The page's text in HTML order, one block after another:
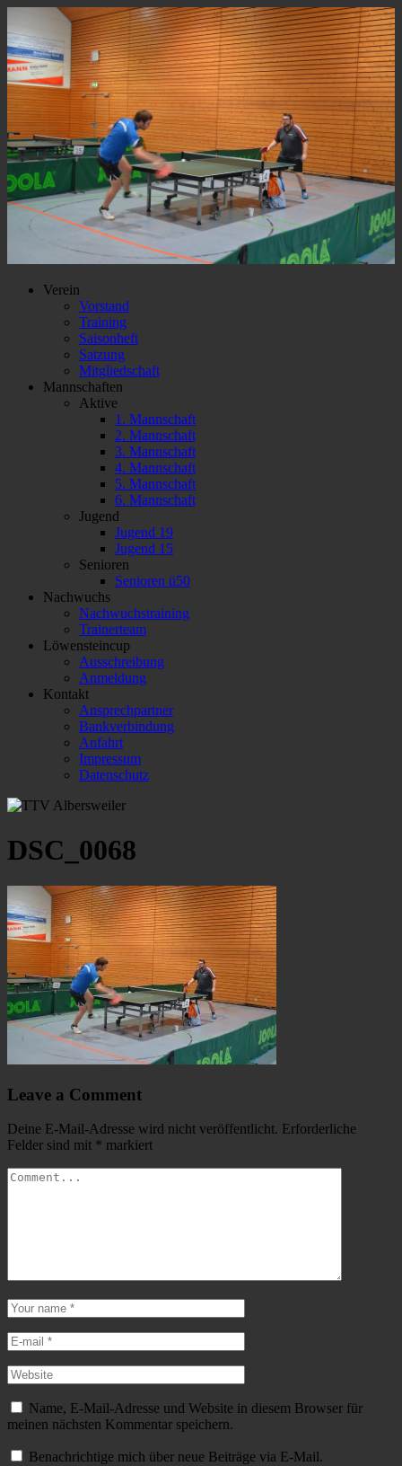
Verein
Vorstand
Training
Saisonheft
Satzung
Mitgliedschaft
Mannschaften
Aktive
1. Mannschaft
2. Mannschaft
3. Mannschaft
4. Mannschaft
5. Mannschaft
6. Mannschaft
Jugend
Jugend 19
Jugend 15
Senioren
Senioren ü50
Nachwuchs
Nachwuchstraining
Trainerteam
Löwensteincup
Ausschreibung
Anmeldung
Kontakt
Ansprechpartner
Bankverbindung
Anfahrt
Impressum
Datenschutz
DSC_0068
Leave a Comment
Deine E-Mail-Adresse wird nicht veröffentlicht. Erforderliche
Felder sind mit * markiert
Name, E-Mail-Adresse und Website in diesem Browser für
meinen nächsten Kommentar speichern.
Benachrichtige mich über neue Beiträge via E-Mail.